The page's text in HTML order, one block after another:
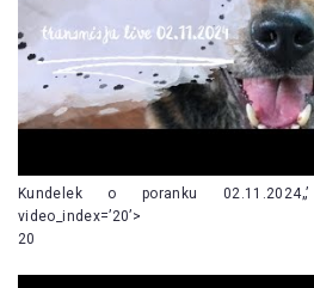
Kundelek o poranku 02.11.2024„’
video_index=’20’>
20